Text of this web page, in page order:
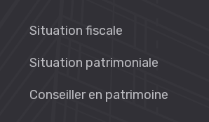
Situation fiscale
Situation patrimoniale
Conseiller en patrimoine